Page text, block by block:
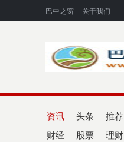
巴中之窗 关于我们
资讯 头条 推荐
财经 股票 理财